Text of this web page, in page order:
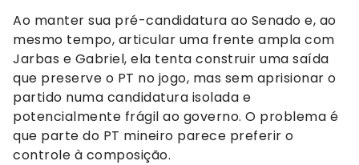
Ao manter sua pré-candidatura ao Senado e, ao
mesmo tempo, articular uma frente ampla com
Jarbas e Gabriel, ela tenta construir uma saída
que preserve o PT no jogo, mas sem aprisionar o
partido numa candidatura isolada e
potencialmente frágil ao governo. O problema é
que parte do PT mineiro parece preferir o
controle à composição.